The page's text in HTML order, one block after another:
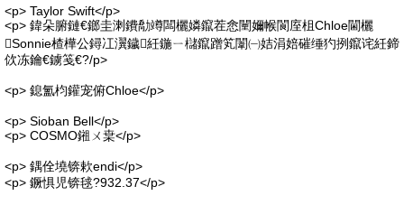
<p> Taylor Swift</p>
<p> 鍏朵腑鏈€鎯圭溂鐨勪竴闆欐嫾鑹茬悆闉嬭帿閬庢柤Chloe閫欐
Sonnie楂樺公鐞冮瀷鐬紝鍦ㄧ櫧鑹蹭笂闈㈠姞涓婄磪缍犳挒鑹诧紝鍗
佽冻鑰€鐪笺€?/p>
<p> 鎴氳枃鑵宠俯Chloe</p>
<p> Sioban Bell</p>
<p> COSMO鎺ㄨ枽</p>
<p> 鍝佺墝锛欶endi</p>
<p> 鐝惧児锛毬?932.37</p>